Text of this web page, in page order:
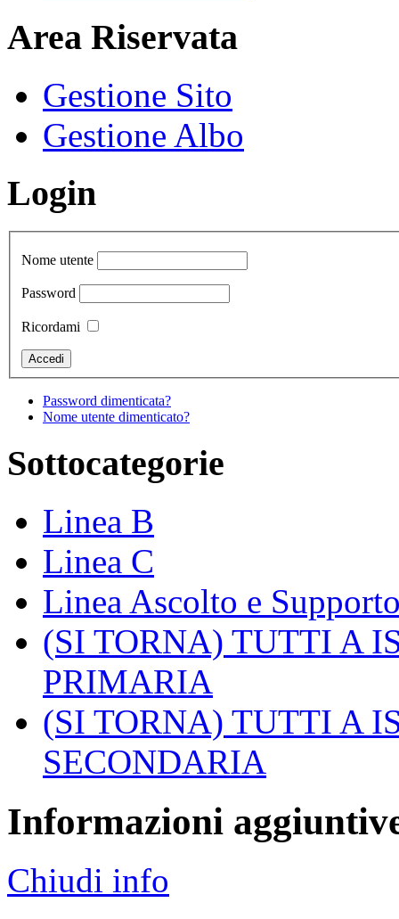
Area Riservata
Gestione Sito
Gestione Albo
Login
Nome utente
Password
Ricordami
Password dimenticata?
Nome utente dimenticato?
Sottocategorie
Linea B
Linea C
Linea Ascolto e
(SI TORNA) TUTTI A
PRIMARIA
(SI TORNA) TUTTI A
SECONDARIA
Informazioni
Chiudi info